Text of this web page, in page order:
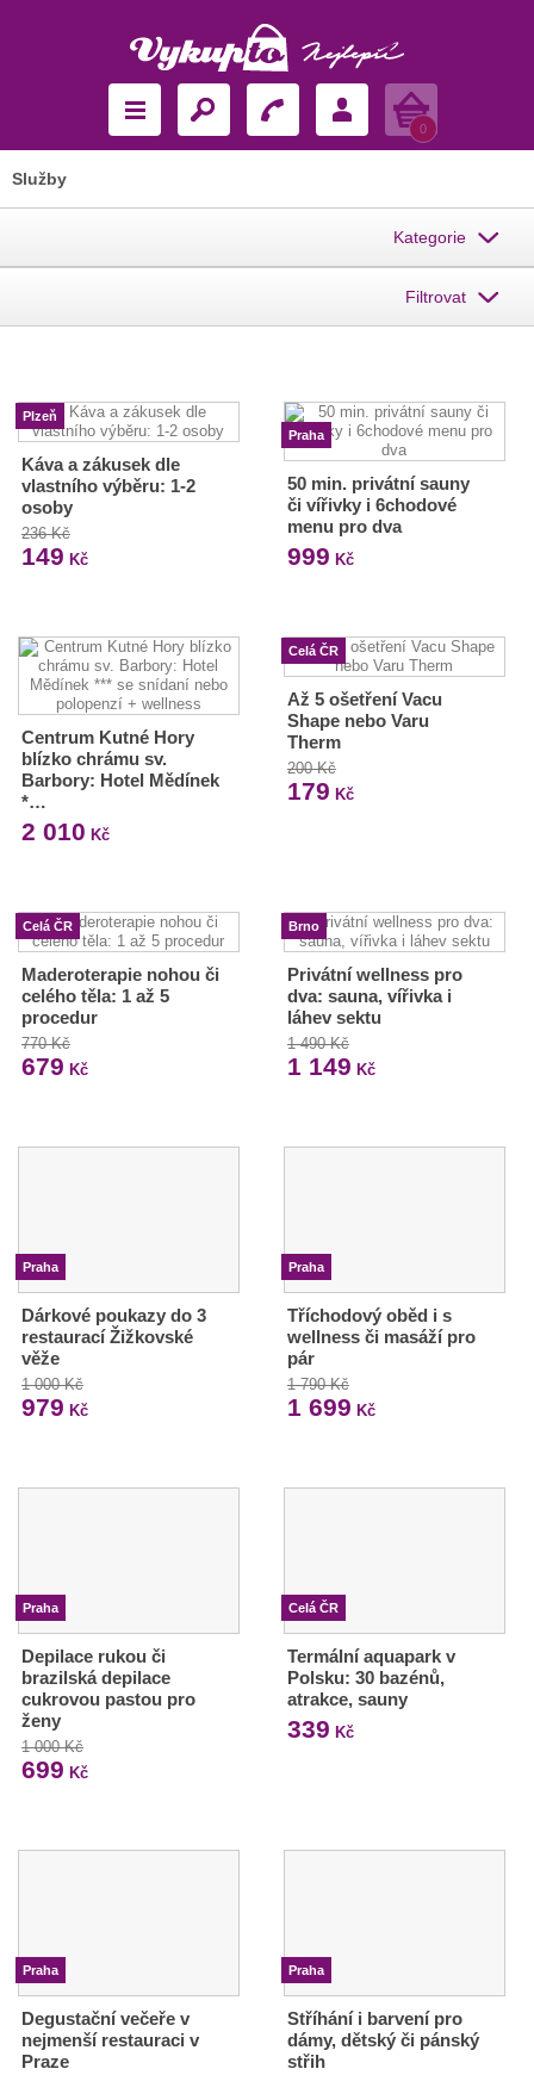
Košík
0
Služby
Kategorie
Filtrovat
Plzeň
Káva a zákusek dle
vlastního výběru: 1-2
osoby
236 Kč
149 Kč
Praha
50 min. privátní sauny
či vířivky i 6chodové
menu pro dva
999 Kč
Centrum Kutné Hory
blízko chrámu sv.
Barbory: Hotel Mědínek
*…
2 010 Kč
Celá ČR
Až 5 ošetření Vacu
Shape nebo Varu
Therm
200 Kč
179 Kč
Celá ČR
Maderoterapie nohou či
celého těla: 1 až 5
procedur
770 Kč
679 Kč
Brno
Privátní wellness pro
dva: sauna, vířivka i
láhev sektu
1 490 Kč
1 149 Kč
Praha
Dárkové poukazy do 3
restaurací Žižkovské
věže
1 000 Kč
979 Kč
Praha
Tříchodový oběd i s
wellness či masáží pro
pár
1 790 Kč
1 699 Kč
Praha
Depilace rukou či
brazilská depilace
cukrovou pastou pro
ženy
1 000 Kč
699 Kč
Celá ČR
Termální aquapark v
Polsku: 30 bazénů,
atrakce, sauny
339 Kč
Praha
Degustační večeře v
nejmenší restauraci v
Praze
Praha
Stříhání i barvení pro
dámy, dětský či pánský
střih